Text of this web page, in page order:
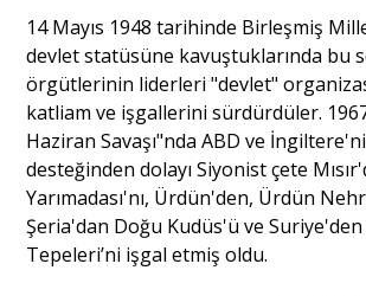
Yazarlar
Eğitim
Dosya Haber
Ankara Analiz
14 Mayıs 1948 tarihinde Birleşmiş
devlet statüsüne kavuştuklarında bu
örgütlerinin liderleri "devlet"
katliam ve işgallerini sürdürdüler.
Haziran Savaşı"nda ABD ve
desteğinden dolayı Siyonist çete
Yarımadası'nı, Ürdün'den, Ürdün
Şeria'dan Doğu Kudüs'ü ve Suriye'den
Tepeleri’ni işgal etmiş oldu.